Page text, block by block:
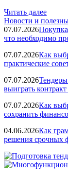
Читать далее
Новости и
07.07.2026
что необходимо
07.07.2026Как
практические
07.07.2026Тендеры
выиграть
07.07.2026Как
сохранить
04.06.2026Как
решения срочных